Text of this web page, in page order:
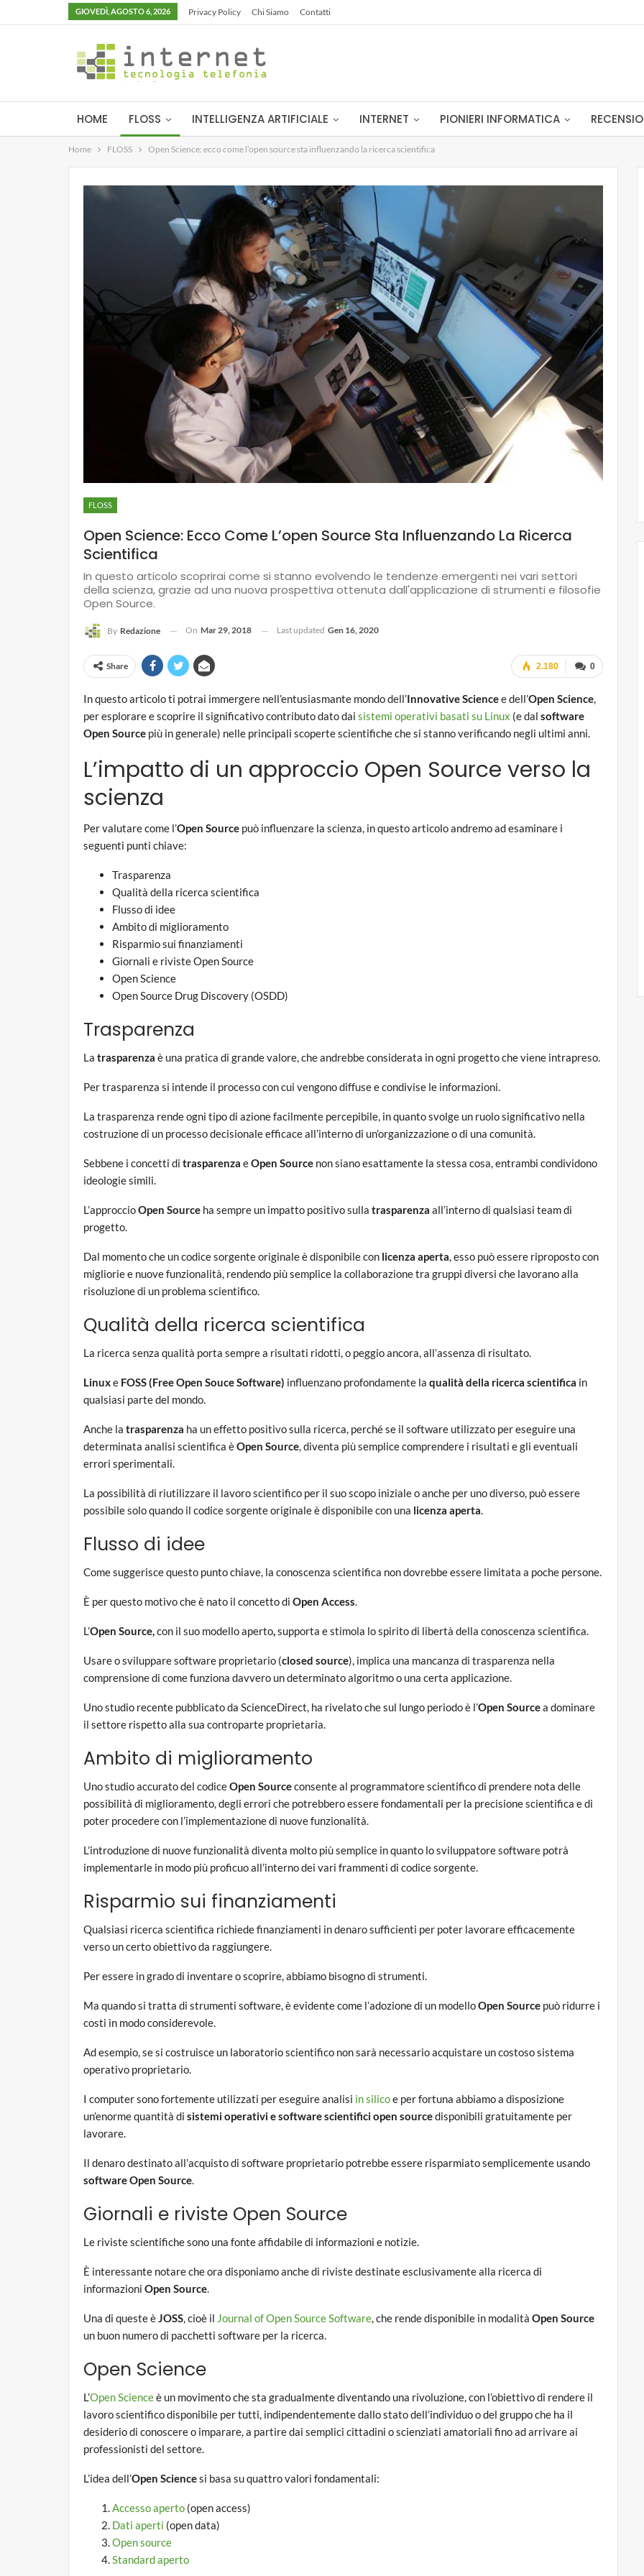
GIOVEDÌ, AGOSTO 6, 2026 Privacy Policy Chi Siamo Contatti
HOME FLOSS INTELLIGENZA ARTIFICIALE INTERNET PIONIERI INFORMATICA
Home FLOSS Open Science: ecco come l’open source sta influenzando la ricerca scientifica
FLOSS
Open Science: Ecco Come L’open Source Sta Influenzando La Ricerca
Scientifica
In questo articolo scoprirai come si stanno evolvendo le tendenze emergenti nei vari settori
della scienza, grazie ad una nuova prospettiva ottenuta dall'applicazione di strumenti e filosofie
Open Source.
By Redazione On Mar 29, 2018 Last updated Gen 16, 2020
0
2.180
Share
In questo articolo ti potrai immergere nell’entusiasmante mondo dell’Innovative Sciencee dell’Open Science,
per esplorare e scoprire il significativo contributo dato dai sistemi operativi basati su Linux (e dal software
Open Source più in generale) nelle principali scoperte scientifiche che si stanno verificando negli ultimi anni.
L’impatto di un approccio Open Source verso la
scienza
Per valutare come l’Open Source può influenzare la scienza, in questo articolo andremo ad esaminare i
seguenti punti chiave:
Trasparenza
Qualità della ricerca scientifica
Flusso di idee
Ambito di miglioramento
Risparmio sui finanziamenti
Giornali e riviste Open Source
Open Science
Open Source Drug Discovery (OSDD)
Trasparenza
La trasparenza è una pratica di grande valore, che andrebbe considerata in ogni progetto che viene intrapreso.
Per trasparenza si intende il processo con cui vengono diffuse e condivise le informazioni.
La trasparenza rende ogni tipo di azione facilmente percepibile, in quanto svolge un ruolo significativo nella
costruzione di un processo decisionale efficace all’interno di un’organizzazione o di una comunità.
Sebbene i concetti di trasparenza eOpen Source non siano esattamente la stessa cosa, entrambi condividono
ideologie simili.
L’approccioOpen Source ha sempre un impatto positivo sulla trasparenza all’interno di qualsiasi team di
progetto.
Dal momento che un codice sorgente originale è disponibile con licenza aperta, esso può essere riproposto con
migliorie e nuove funzionalità, rendendo più semplice la collaborazione tra gruppi diversi che lavorano alla
risoluzione di un problema scientifico.
Qualità della ricerca scientifica
La ricerca senza qualità porta sempre a risultati ridotti, o peggio ancora, all’assenza di risultato.
Linuxe FOSS (Free Open Souce Software) influenzano profondamente la qualità della ricerca scientifica in
qualsiasi parte del mondo.
Anche la trasparenza ha un effetto positivo sulla ricerca, perché se il software utilizzato per eseguire una
determinata analisi scientifica èOpen Source, diventa più semplice comprendere i risultati e gli eventuali
errori sperimentali.
La possibilità di riutilizzare il lavoro scientifico per il suo scopo iniziale o anche per uno diverso, può essere
possibile solo quando il codice sorgente originale è disponibile con una licenza aperta.
Flusso di idee
Come suggerisce questo punto chiave, la conoscenza scientifica non dovrebbe essere limitata a poche persone.
È per questo motivo che è nato il concetto di Open Access.
L’Open Source,con il suo modello aperto,supporta e stimola lo spirito di libertà della conoscenza scientifica.
Usare o sviluppare software proprietario (closed source), implica una mancanza di trasparenza nella
comprensione di come funziona davvero un determinato algoritmo o una certa applicazione.
Uno studio recente pubblicato da ScienceDirect, ha rivelato che sul lungo periodo è l’Open Sourcea dominare
il settore rispetto alla sua controparte proprietaria.
Ambito di miglioramento
Uno studio accurato del codiceOpen Sourceconsente al programmatore scientifico di prendere nota delle
possibilità di miglioramento, degli errori che potrebbero essere fondamentali per la precisione scientifica e di
poter procedere con l’implementazione di nuove funzionalità.
L’introduzione di nuove funzionalità diventa molto più semplice in quanto lo sviluppatore software potrà
implementarle in modo più proficuo all’interno dei vari frammenti di codice sorgente.
Risparmio sui finanziamenti
Qualsiasi ricerca scientifica richiede finanziamenti in denaro sufficienti per poter lavorare efficacemente
verso un certo obiettivo da raggiungere.
Per essere in grado di inventare o scoprire, abbiamo bisogno di strumenti.
Ma quando si tratta di strumenti software, è evidente come l’adozione di un modelloOpen Source può ridurre i
costi in modo considerevole.
Ad esempio, se si costruisce un laboratorio scientifico non sarà necessario acquistare un costoso sistema
operativo proprietario.
I computer sono fortemente utilizzati per eseguire analisi in silicoe per fortuna abbiamo a disposizione
un’enorme quantità di sistemi operativi e software scientifici open sourcedisponibili gratuitamente per
lavorare.
Il denaro destinato all’acquisto di software proprietario potrebbe essere risparmiato semplicemente usando
software Open Source.
Giornali e riviste Open Source
Le riviste scientifiche sono una fonte affidabile di informazioni e notizie.
È interessante notare che ora disponiamo anche di riviste destinate esclusivamente alla ricerca di
informazioni Open Source.
Una di queste èJOSS, cioè il Journal of Open Source Software, che rende disponibile in modalità Open Source
un buon numero di pacchetti software per la ricerca.
Open Science
L’Open Scienceè un movimento che sta gradualmente diventando una rivoluzione, con l’obiettivo di rendere il
lavoro scientifico disponibile per tutti, indipendentemente dallo stato dell’individuo o del gruppo che ha il
desiderio di conoscere o imparare, a partire dai semplici cittadini o scienziati amatoriali fino ad arrivare ai
professionisti del settore.
L’idea dell’Open Sciencesi basa su quattro valori fondamentali:
Accesso aperto (open access)
Dati aperti (open data)
Open source
Standard aperto